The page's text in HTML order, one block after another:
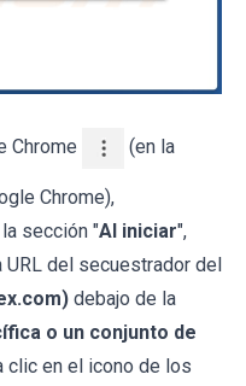
Chrome (en la
Chrome),
la sección "Al iniciar",
URL del secuestrador del
debajo de la
o un conjunto de
clic en el icono de los